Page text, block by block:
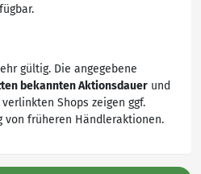
gültig. Die angegebene
bekannten Aktionsdauer und
Shops zeigen ggf.
von früheren Händleraktionen.